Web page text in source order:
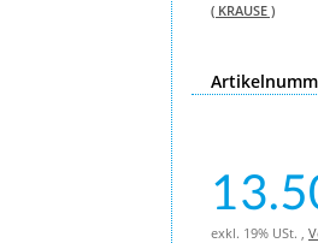
( KRAUSE )
exkl. 19% USt. ,